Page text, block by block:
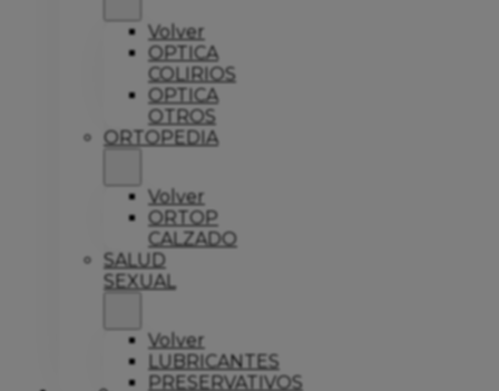
Volver
OPTICA
COLIRIOS
OPTICA
OTROS
ORTOPEDIA
Volver
ORTOP
CALZADO
SALUD
SEXUAL
Volver
LUBRICANTES
PRESERVATIVOS